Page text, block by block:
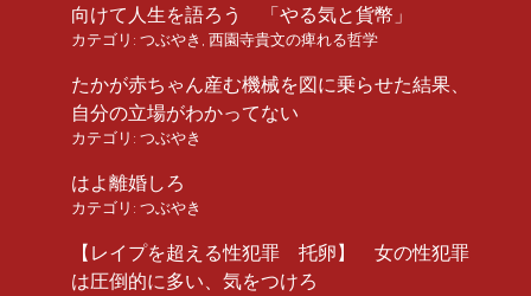
向けて人生を語ろう 「やる気と貨幣」
カテゴリ: つぶやき 西園寺貴文の痺れる哲学
たかが赤ちゃん産む機械を図に乗らせた結果、
自分の立場がわかってない
カテゴリ: つぶやき
はよ離婚しろ
カテゴリ: つぶやき
【レイプを超える性犯罪 托卵】 女の性犯罪
は圧倒的に多い、気をつけろ